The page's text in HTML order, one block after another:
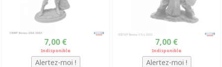
7,00 €
Indisponible
7,00 €
Indisponible